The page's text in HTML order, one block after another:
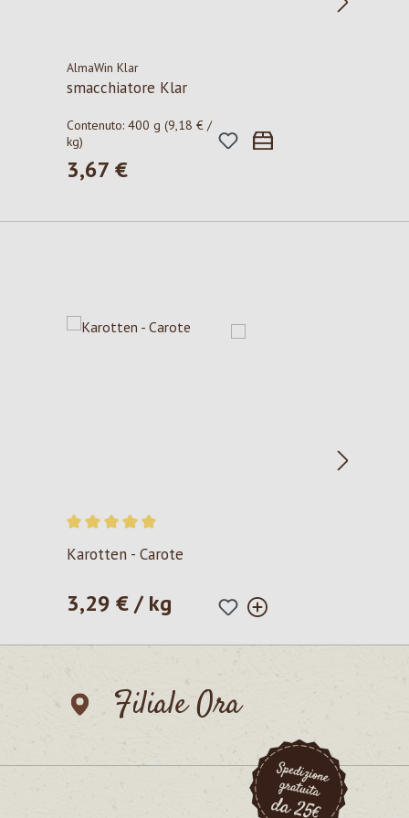
AlmaWin Klar
smacchiatore Klar
Contenuto: 400 g (9,18 € /
kg)
Prezzo normale:
3,67 €
Valutazione media di 5 su 5 stelle
Karotten - Carote
Prezzo normale:
3,29 € / kg
Filiale Ora